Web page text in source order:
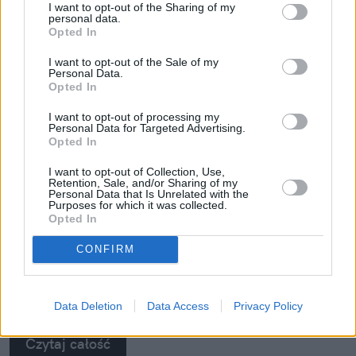
I want to opt-out of the Sharing of my
personal data.
Opted In
I want to opt-out of the Sale of my
Personal Data.
Opted In
I want to opt-out of processing my
Personal Data for Targeted Advertising.
Opted In
I want to opt-out of Collection, Use,
Retention, Sale, and/or Sharing of my
Personal Data that Is Unrelated with the
Purposes for which it was collected.
Opted In
CONFIRM
Data Deletion Data Access Privacy Policy
Mały odprysk to wielki problem.
uratować szybę (i portfel)
tam, nie widać, pojeżdżę tak jeszcze sezon" – myśli
wielu z nas. Sam tak kiedyś myślałem, dopóki nie
pogadałem z ekspertem. Prawda jest taka, że ten
mały odprysk na szybie to tykająca bomba. Gdy
wjedziesz w dziurę albo trafi cię nagła zmiana
temperatury, "pajączek" pójdzie dalej i zamiast
szyby. Wybrałem się do serwisu Autoglass®, żeby
sobie z takimi uszkodzeniami.
Czytaj całość